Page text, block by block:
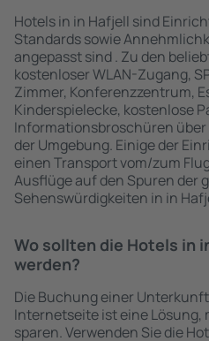
Hotels in in Hafjell sind
Standards sowie
angepasst sind . Zu den
kostenloser WLAN-Zugang,
Zimmer, Konferenzzentrum,
Kinderspielecke, kostenlose
Informationsbroschüren
der Umgebung. Einige der
einen Transport vom/zum
Ausflüge auf den Spuren der
Sehenswürdigkeiten in in
Wo sollten die Hotels in
werden?
Die Buchung einer
Internetseite ist eine Lösung,
sparen. Verwenden Sie die